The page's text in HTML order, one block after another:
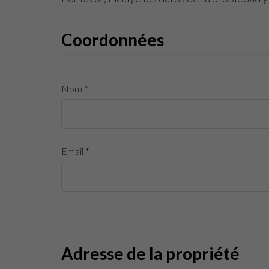
Coordonnées
Nom *
Email *
Adresse de la propriété